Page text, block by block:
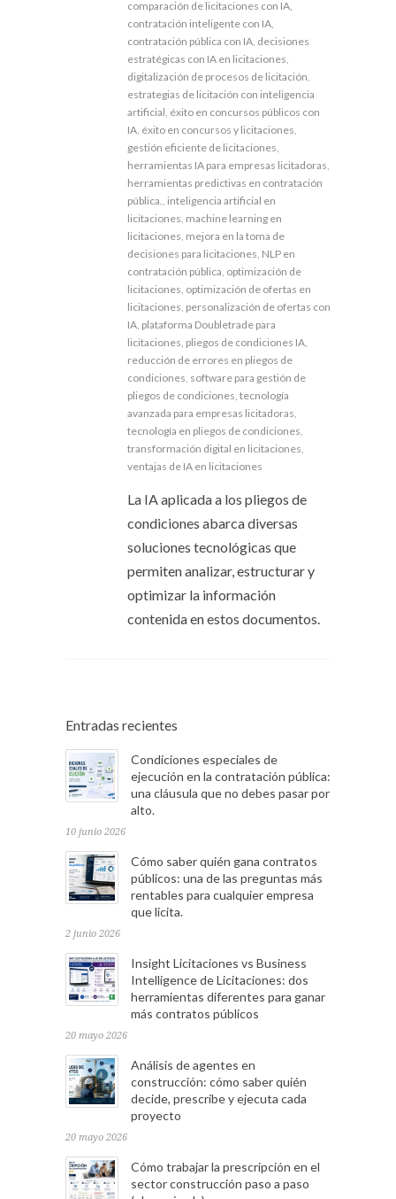
comparación de licitaciones con IA,
contratación inteligente con IA,
contratación pública con IA, decisiones
estratégicas con IA en licitaciones,
digitalización de procesos de licitación,
estrategias de licitación con inteligencia
artificial, éxito en concursos públicos con
IA, éxito en concursos y licitaciones,
gestión eficiente de licitaciones,
herramientas IA para empresas licitadoras,
herramientas predictivas en contratación
pública., inteligencia artificial en
licitaciones, machine learning en
licitaciones, mejora en la toma de
decisiones para licitaciones, NLP en
contratación pública, optimización de
licitaciones, optimización de ofertas en
licitaciones, personalización de ofertas con
IA, plataforma Doubletrade para
licitaciones, pliegos de condiciones IA,
reducción de errores en pliegos de
condiciones, software para gestión de
pliegos de condiciones, tecnología
avanzada para empresas licitadoras,
tecnología en pliegos de condiciones,
transformación digital en licitaciones,
ventajas de IA en licitaciones
La IA aplicada a los pliegos de
condiciones abarca diversas
soluciones tecnológicas que
permiten analizar, estructurar y
optimizar la información
contenida en estos documentos.
Entradas recientes
Condiciones especiales de
ejecución en la contratación pública:
una cláusula que no debes pasar por
alto.
10 junio 2026
Cómo saber quién gana contratos
públicos: una de las preguntas más
rentables para cualquier empresa
que licita.
2 junio 2026
Insight Licitaciones vs Business
Intelligence de Licitaciones: dos
herramientas diferentes para ganar
más contratos públicos
20 mayo 2026
Análisis de agentes en
construcción: cómo saber quién
decide, prescribe y ejecuta cada
proyecto
20 mayo 2026
Cómo trabajar la prescripción en el
sector construcción paso a paso